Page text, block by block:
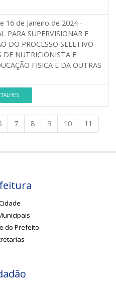
16 de Janeiro de 2024 -
PARA SUPERVISIONAR E
DO PROCESSO SELETIVO
DE NUTRICIONISTA E
FISICA E DA OUTRAS
7 8 9 10 11
do Prefeito